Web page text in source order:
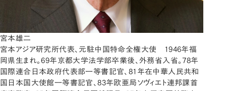
宮本雄二
宮本アジア研究所代表、元駐中国特命全権大使 1946年福
岡県生まれ。69年京都大学法学部卒業後、外務省入省。78年
国際連合日本政府代表部一等書記官、81年在中華人民共和
国日本国大使館一等書記官、83年欧亜局ソヴィエト連邦課首